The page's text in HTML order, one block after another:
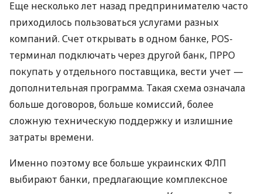
Еще несколько лет назад предпринимателю часто
приходилось пользоваться услугами разных
компаний. Счет открывать в одном банке, POS-
терминал подключать через другой банк, ПРРО
покупать у отдельного поставщика, вести учет —
дополнительная программа. Такая схема означала
больше договоров, больше комиссий, более
сложную техническую поддержку и излишние
затраты времени.
Именно поэтому все больше украинских ФЛП
выбирают банки, предлагающие комплексное